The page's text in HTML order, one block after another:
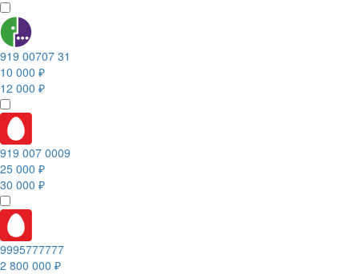
919 00707 31
10 000 ₽
12 000 ₽
919 007 0009
25 000 ₽
30 000 ₽
9995777777
2 800 000 ₽